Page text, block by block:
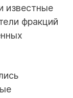
известные
фракций